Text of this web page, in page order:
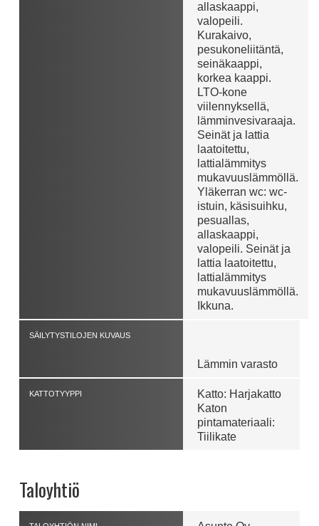
allaskaappi,
valopeili.
Kurakaivo,
pesukoneliitäntä,
seinäkaappi,
korkea kaappi.
LTO-kone
viilennyksellä,
lämminvesivaraaja.
Seinät ja lattia
laatoitettu,
lattialämmitys
mukavuuslämmöllä.
Yläkerran wc: wc-
istuin, käsisuihku,
pesuallas,
allaskaappi,
valopeili. Seinät ja
lattia laatoitettu,
lattialämmitys
mukavuuslämmöllä.
Ikkuna.
SÄILYTYSTILOJEN KUVAUS
Lämmin varasto
KATTOTYYPPI
Katto: Harjakatto
Katon
pintamateriaali:
Tiilikate
Taloyhtiö